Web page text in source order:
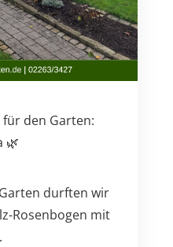
für den Garten:
🌿
durften wir
Rosenbogen mit